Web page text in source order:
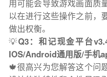
用可能会导致游戏画面质
以在进行这些操作之前，
做出权衡。
💡Q3：和记现金平台
IOS/Android通用版/手机
🍁很高兴为您解答这个问